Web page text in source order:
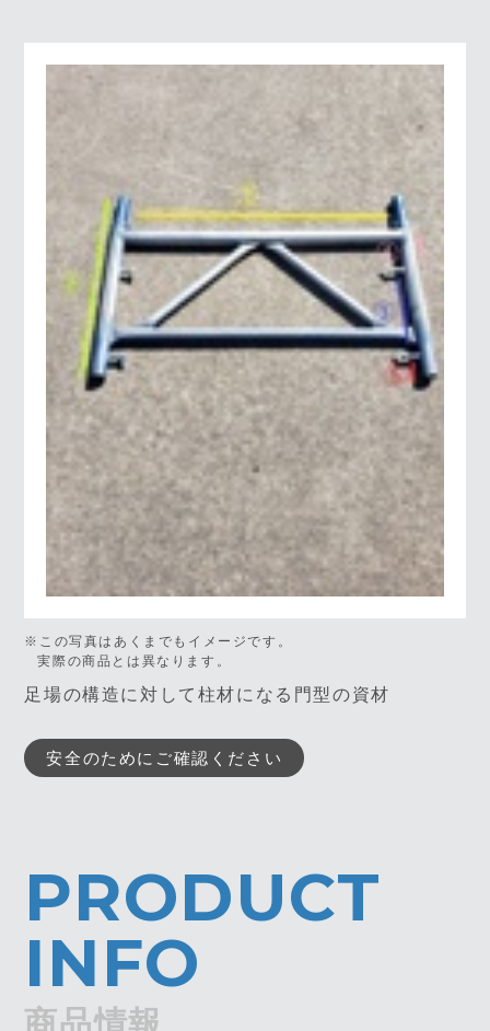
※この写真はあくまでもイメージです。
実際の商品とは異なります。
足場の構造に対して柱材になる門型の資材
安全のためにご確認ください
PRODUCT
INFO
商品情報